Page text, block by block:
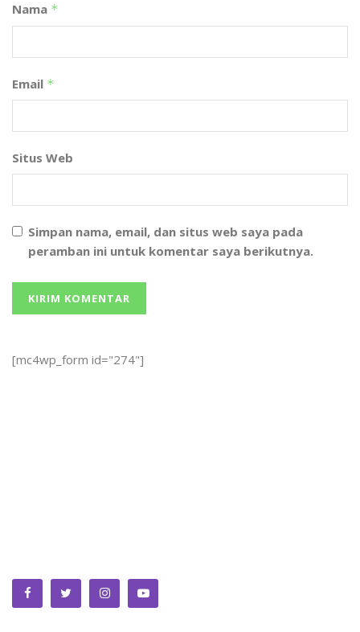
Nama *
Email *
Situs Web
Simpan nama, email, dan situs web saya pada
peramban ini untuk komentar saya berikutnya.
[mc4wp_form id="274"]